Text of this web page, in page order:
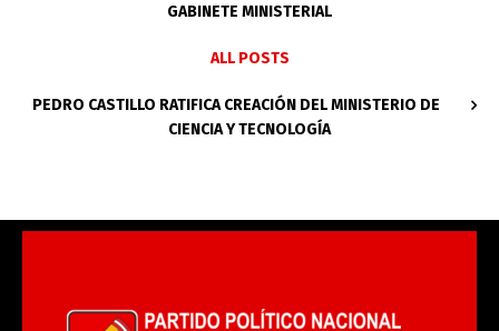
GABINETE MINISTERIAL
ALL POSTS
PEDRO CASTILLO RATIFICA CREACIÓN DEL MINISTERIO DE
CIENCIA Y TECNOLOGÍA